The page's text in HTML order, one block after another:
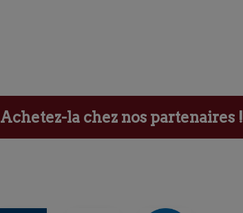
Achetez-la chez nos partenaires !